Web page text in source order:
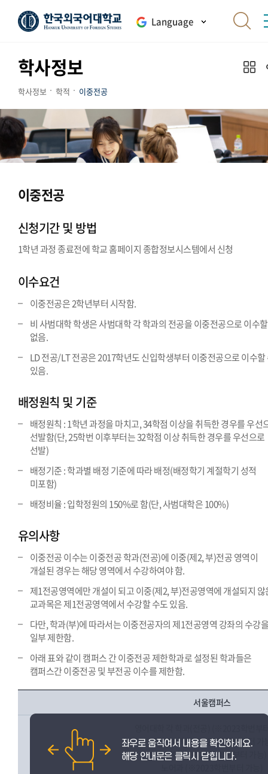
Language
학사정보
학사정보 학적 이중전공
이중전공
신청기간 및 방법
1학년 과정 종료전에 학교 홈페이지 종합정보시스템에서 신청
이수요건
이중전공은 2학년부터 시작함.
비 사범대학 학생은 사범대학 각 학과의 전공을 이중전공으로 이수
없음.
LD 전공/LT 전공은 2017학년도 신입학생부터 이중전공으로 이수할
있음.
배정원칙 및 기준
배정원칙 : 1학년 과정을 마치고, 34학점 이상을 취득한 경우를 우선
선발함(단, 25학번 이후부터는 32학점 이상 취득한 경우를 우선으로
선발)
배정기준 : 학과별 배정 기준에 따라 배정(배정학기 계절학기 성적
미포함)
배정비율 : 입학정원의 150%로 함(단, 사범대학은 100%)
유의사항
이중전공 이수는 이중전공 학과(전공)에 이중(제2, 부)전공 영역이
개설된 경우는 해당 영역에서 수강하여야 함.
제1전공영역에만 개설이 되고 이중(제2, 부)전공영역에 개설되지 않
교과목은 제1전공영역에서 수강할 수도 있음.
다만, 학과(부)에 따라서는 이중전공자의 제1전공영역 강좌의 수강
일부 제한함.
아래 표와 같이 캠퍼스 간 이중전공 제한학과로 설정된 학과들은
캠퍼스간 이중전공 및 부전공 이수를 제한함.
서울캠퍼스
프랑스어학부 (※2023학번부터 가
독일어과 (※2024학번부터 가능)